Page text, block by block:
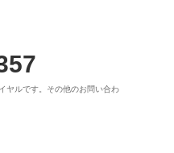
ヤルです。その他のお問い合わ